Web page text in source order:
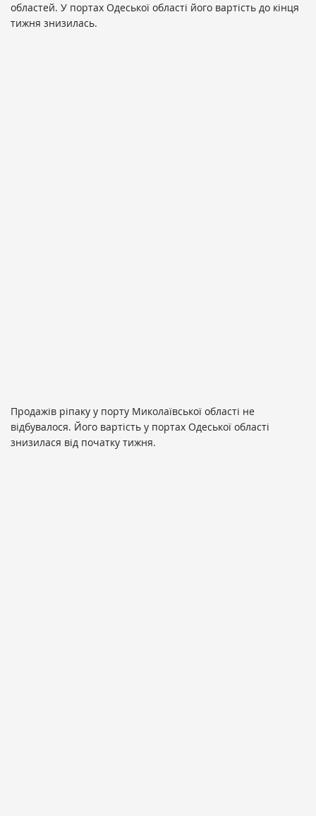
областей. У портах Одеської області його вартість до кінця
тижня знизилась.
Продажів ріпаку у порту Миколаївської області не
відбувалося. Його вартість у портах Одеської області
знизилася від початку тижня.